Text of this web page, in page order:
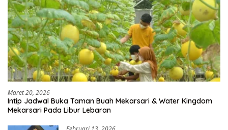
Maret 20, 2026
Intip Jadwal Buka Taman Buah Mekarsari & Water Kingdom
Mekarsari Pada Libur Lebaran